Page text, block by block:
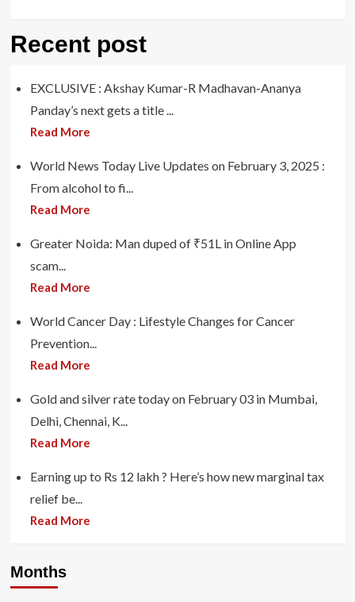
Recent post
EXCLUSIVE : Akshay Kumar-R Madhavan-Ananya
Panday’s next gets a title ...
Read More
World News Today Live Updates on February 3, 2025 :
From alcohol to fi...
Read More
Greater Noida: Man duped of ₹51L in Online App
scam...
Read More
World Cancer Day : Lifestyle Changes for Cancer
Prevention...
Read More
Gold and silver rate today on February 03 in Mumbai,
Delhi, Chennai, K...
Read More
Earning up to Rs 12 lakh ? Here’s how new marginal tax
relief be...
Read More
Months